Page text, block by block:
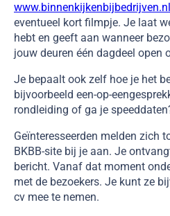
www.binnenkijkenbijbedrijven.nl
eventueel kort filmpje. Je laat
hebt en geeft aan wanneer
jouw deuren één dagdeel open
Je bepaalt ook zelf hoe je het
bijvoorbeeld een-op-
rondleiding of ga je
Geïnteresseerden melden zich
BKBB-site bij je aan. Je
bericht. Vanaf dat moment
met de bezoekers. Je kunt ze
cv mee te nemen.